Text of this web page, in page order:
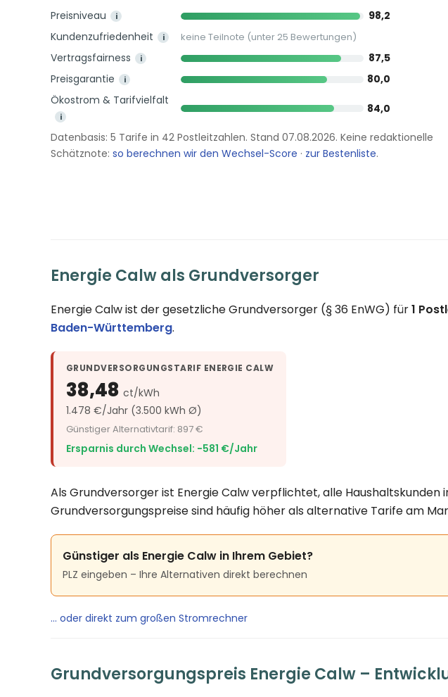
Preisniveau i
98,2
Kundenzufriedenheit
i keine Teilnote (unter 25 Bewertungen)
Vertragsfairness i
87,5
Preisgarantie
i
80,0
Ökostrom & Tarifvielfalt
i
84,0
Datenbasis: 5 Tarife in 42 Postleitzahlen. Stand 07.08.2026. Keine redaktionelle
Schätznote: so berechnen wir den Wechsel-Score · zur Bestenliste.
Energie Calw als Grundversorger
Energie Calw ist der gesetzliche Grundversorger (§ 36 EnWG) für1
Baden-Württemberg.
GRUNDVERSORGUNGSTARIF ENERGIE CALW
38,48 ct/kWh
1.478 €/Jahr (3.500 kWh Ø)
Günstiger Alternativtarif: 897 €
Ersparnis durch Wechsel: −581 €/Jahr
Als Grundversorger ist Energie Calw verpflichtet, alle Haushaltskunden
Grundversorgungspreise sind häufig höher als alternative Tarife am
Günstiger als Energie Calw in Ihrem Gebiet?
PLZ eingeben – Ihre Alternativen direkt berechnen
… oder direkt zum großen Stromrechner
Grundversorgungspreis Energie Calw –